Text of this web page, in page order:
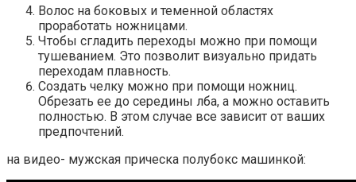
Волос на боковых и теменной областях
проработать ножницами.
Чтобы сгладить переходы можно при помощи
тушеванием. Это позволит визуально придать
переходам плавность.
Создать челку можно при помощи ножниц.
Обрезать ее до середины лба, а можно оставить
полностью. В этом случае все зависит от ваших
предпочтений.
на видео- мужская прическа полубокс машинкой: